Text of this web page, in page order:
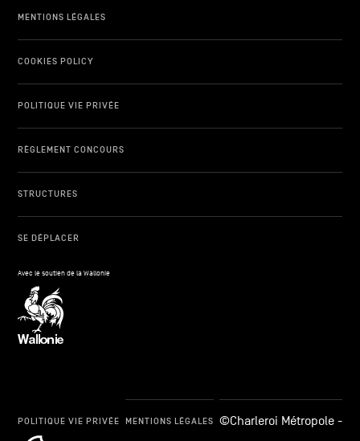
MENTIONS LÉGALES
COOKIES POLICY
POLITIQUE VIE PRIVÉE
RÈGLEMENT CONCOURS
STRUCTURES
SE DÉPLACER
Avec le soutien de la Wallonie
cookie_notice_link
POLITIQUE VIE PRIVÉE MENTIONS LÉGALES ©Charleroi Métropole -